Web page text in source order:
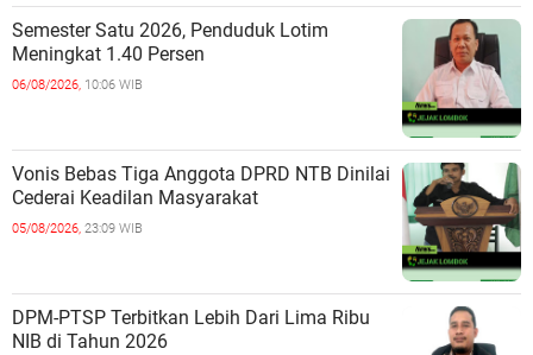
Semester Satu 2026, Penduduk Lotim
Meningkat 1.40 Persen
06/08/2026, 10:06 WIB
Vonis Bebas Tiga Anggota DPRD NTB Dinilai
Cederai Keadilan Masyarakat
05/08/2026, 23:09 WIB
DPM-PTSP Terbitkan Lebih Dari Lima Ribu
NIB di Tahun 2026